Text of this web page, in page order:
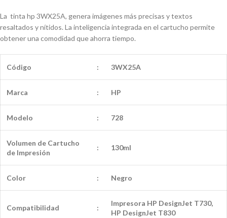
La tinta hp 3WX25A, genera imágenes más precisas y textos
resaltados y nítidos. La inteligencia integrada en el cartucho permite
obtener una comodidad que ahorra tiempo.
Código : 3WX25A
Marca : HP
Modelo : 728
Volumen de Cartucho
de Impresión
: 130ml
Color : Negro
Compatibilidad :
Impresora HP DesignJet T730,
HP DesignJet T830